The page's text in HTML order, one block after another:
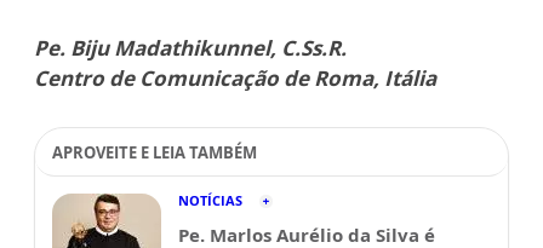
Pe. Biju Madathikunnel, C.Ss.R.
Centro de Comunicação de Roma, Itália
APROVEITE E LEIA TAMBÉM
NOTÍCIAS
Pe. Marlos Aurélio da Silva é